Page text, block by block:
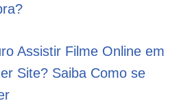
Assistir Filme Online em
Site? Saiba Como se